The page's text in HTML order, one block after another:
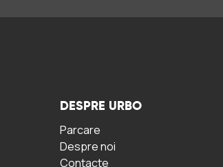
DESPRE URBO
Parcare
Despre noi
Contacte